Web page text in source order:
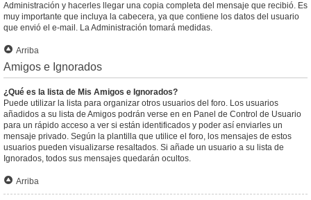
Administración y hacerles llegar una copia completa del mensaje que recibió. Es
muy importante que incluya la cabecera, ya que contiene los datos del usuario
que envió el e-mail. La Administración tomará medidas.
Arriba
Amigos e Ignorados
¿Qué es la lista de Mis Amigos e Ignorados?
Puede utilizar la lista para organizar otros usuarios del foro. Los usuarios
añadidos a su lista de Amigos podrán verse en en Panel de Control de Usuario
para un rápido acceso a ver si están identificados y poder así enviarles un
mensaje privado. Según la plantilla que utilice el foro, los mensajes de estos
usuarios pueden visualizarse resaltados. Si añade un usuario a su lista de
Ignorados, todos sus mensajes quedarán ocultos.
Arriba